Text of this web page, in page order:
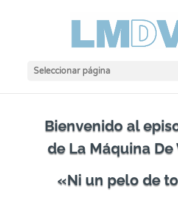
Seleccionar página
Bienvenido al
de La Máquina De
«Ni un pelo de